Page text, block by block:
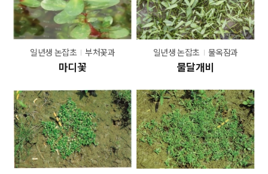
일년생 논잡초 부처꽃과
마디꽃
일년생 논잡초 물옥잠과
물달개비